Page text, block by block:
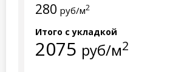
280 руб/м2
Итого с укладкой
2075 руб/м2